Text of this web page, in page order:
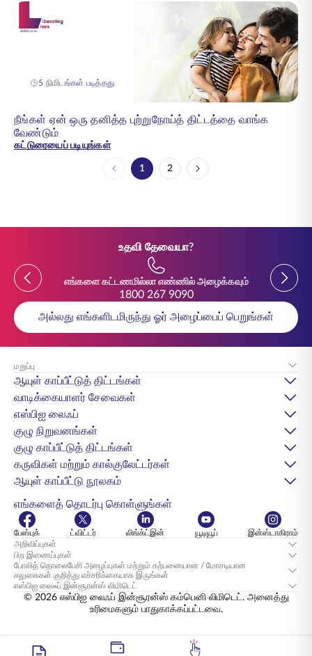
5 நிமிடங்கள் படித்தது
நீங்கள் ஏன் ஒரு தனித்த புற்றுநோய்த் திட்டத்தை வாங்க
வேண்டும்
கட்டுரையைப் படியுங்கள்
பக்கம்
1 பக்கம்
2
உதவி தேவையா?
Previous
எங்களை கட்டணமில்லா எண்ணில் அழைக்கவும்
1800 267 9090
Previous
அல்லது எங்களிடமிருந்து ஓர் அழைப்பைப் பெறுங்கள்
மறுப்பு
ஆயுள் காப்பீட்டுத் திட்டங்கள்
வாடிக்கையாளர் சேவைகள்
எஸ்பிஐ லைஃப்
குழு நிறுவனங்கள்
குழு காப்பீட்டுத் திட்டங்கள்
கருவிகள் மற்றும் கால்குலேட்டர்கள்
ஆயுள் காப்பீட்டு நூலகம்
எங்களைத் தொடர்பு கொள்ளுங்கள்
பேஸ்புக் ட்விட்டர் லிங்க்ட்இன் யூடியூப்
இன்ஸ்டாகிராம்
அறிவிப்புகள்
பிற இணைப்புகள்
போலித் தொலைபேசி அழைப்புகள் மற்றும் கற்பனையான / மோசடியான
சலுகைகள் குறித்து எச்சரிக்கையாக இருங்கள்
எஸ்பிஐ லைஃப் இன்சூரன்ஸ் லிமிடெட்
© 2026 எஸ்பிஐ லைஃப் இன்சூரன்ஸ் கம்பெனி லிமிடெட். அனைத்து
உரிமைகளும் பாதுகாக்கப்பட்டவை.